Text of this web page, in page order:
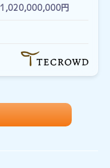
1,020,000,000円